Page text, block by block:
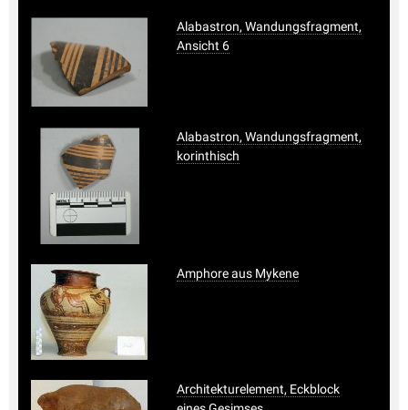
Alabastron, Wandungsfragment,
Ansicht 6
Alabastron, Wandungsfragment,
korinthisch
Amphore aus Mykene
Architekturelement, Eckblock